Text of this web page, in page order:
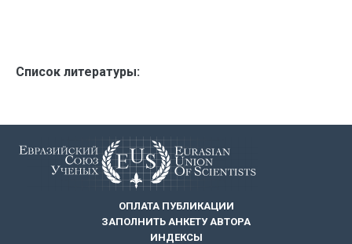
Список литературы:
ОПЛАТА ПУБЛИКАЦИИ
ЗАПОЛНИТЬ АНКЕТУ АВТОРА
ИНДЕКСЫ